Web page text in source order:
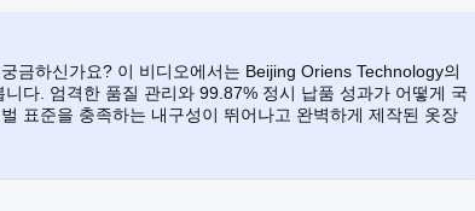
금하신가요? 이 비디오에서는 Beijing Oriens Technology의
다. 엄격한 품질 관리와 99.87% 정시 납품 성과가 어떻게 국
표준을 충족하는 내구성이 뛰어나고 완벽하게 제작된 옷장